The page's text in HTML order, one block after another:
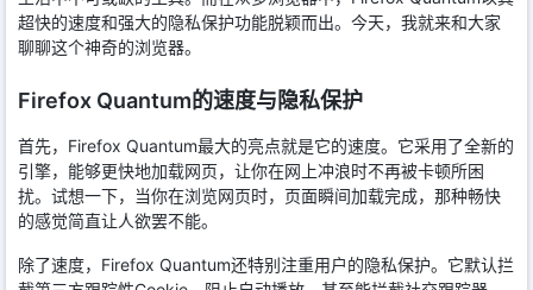
超快的速度和强大的隐私保护功能脱颖而出。今天，我就来和大家
聊聊这个神奇的浏览器。
Firefox Quantum的速度与隐私保护
首先，Firefox Quantum最大的亮点就是它的速度。它采用了全新的
引擎，能够更快地加载网页，让你在网上冲浪时不再被卡顿所困
扰。试想一下，当你在浏览网页时，页面瞬间加载完成，那种畅快
的感觉简直让人欲罢不能。
除了速度，Firefox Quantum还特别注重用户的隐私保护。它默认拦